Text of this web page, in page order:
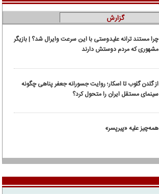
گزارش
چرا مستند ترانه علیدوستی با این سرعت وایرال شد؟ | بازیگر
مشهوری که مردم دوستش دارند
از گلدن گلوب تا اسکار؛ روایت جسورانه جعفر پناهی چگونه
سینمای مستقل ایران را متحول کرد؟
همه‌چیز علیه «پیرپسر»